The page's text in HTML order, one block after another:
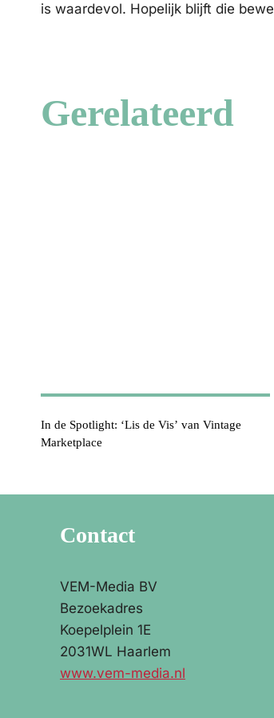
is waardevol. Hopelijk blijft die
Gerelateerd
In de Spotlight: ‘Lis de Vis’ van Vintage
Marketplace
Contact
VEM-Media BV
Bezoekadres
Koepelplein 1E
2031WL Haarlem
www.vem-media.nl